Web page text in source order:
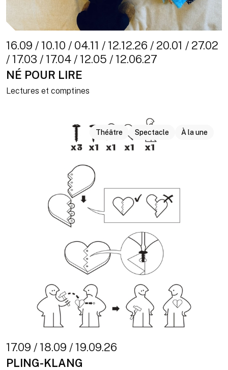
16.09 / 10.10 / 04.11 / 12.12.26 / 20.01 / 27.02
/ 17.03 / 17.04 / 12.05 / 12.06.27
NÉ POUR LIRE
Lectures et comptines
Théâtre Spectacle À la une
17.09 / 18.09 / 19.09.26
PLING-KLANG